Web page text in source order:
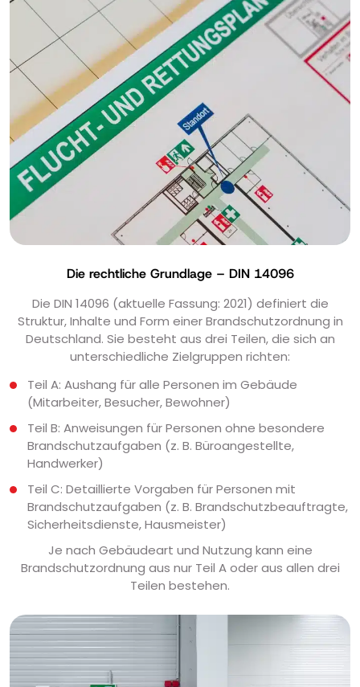
Die rechtliche Grundlage – DIN 14096
Die DIN 14096 (aktuelle Fassung: 2021) definiert die
Struktur, Inhalte und Form einer Brandschutzordnung in
Deutschland. Sie besteht aus drei Teilen, die sich an
unterschiedliche Zielgruppen richten:
Teil A: Aushang für alle Personen im Gebäude
(Mitarbeiter, Besucher, Bewohner)
Teil B: Anweisungen für Personen ohne besondere
Brandschutzaufgaben (z. B. Büroangestellte,
Handwerker)
Teil C: Detaillierte Vorgaben für Personen mit
Brandschutzaufgaben (z. B. Brandschutzbeauftragte,
Sicherheitsdienste, Hausmeister)
Je nach Gebäudeart und Nutzung kann eine
Brandschutzordnung aus nur Teil A oder aus allen drei
Teilen bestehen.